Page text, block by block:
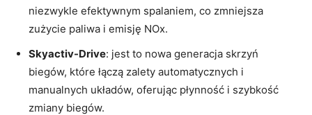
niezwykle efektywnym spalaniem, co zmniejsza
zużycie paliwa i emisję NOx.
Skyactiv-Drive:⁢ jest to nowa generacja skrzyń
biegów, które⁢ łączą zalety automatycznych i
manualnych ⁤układów, oferując płynność​ i ⁤szybkość
zmiany biegów.